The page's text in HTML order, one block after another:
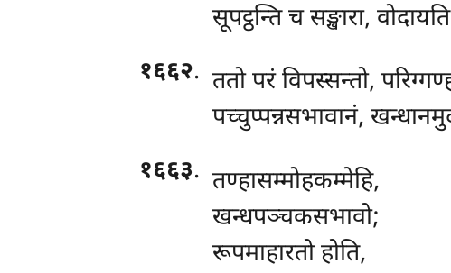
सूपट्ठन्ति च सङ्खारा,
१६६२. ततोपरं विपस्सन्तो,
पच्चुप्पन्नसभावानं,
१६६३. तण्हासम्मोहकम्मेहि,
खन्धपञ्चकसभावो;
रूपमाहारतो होति,